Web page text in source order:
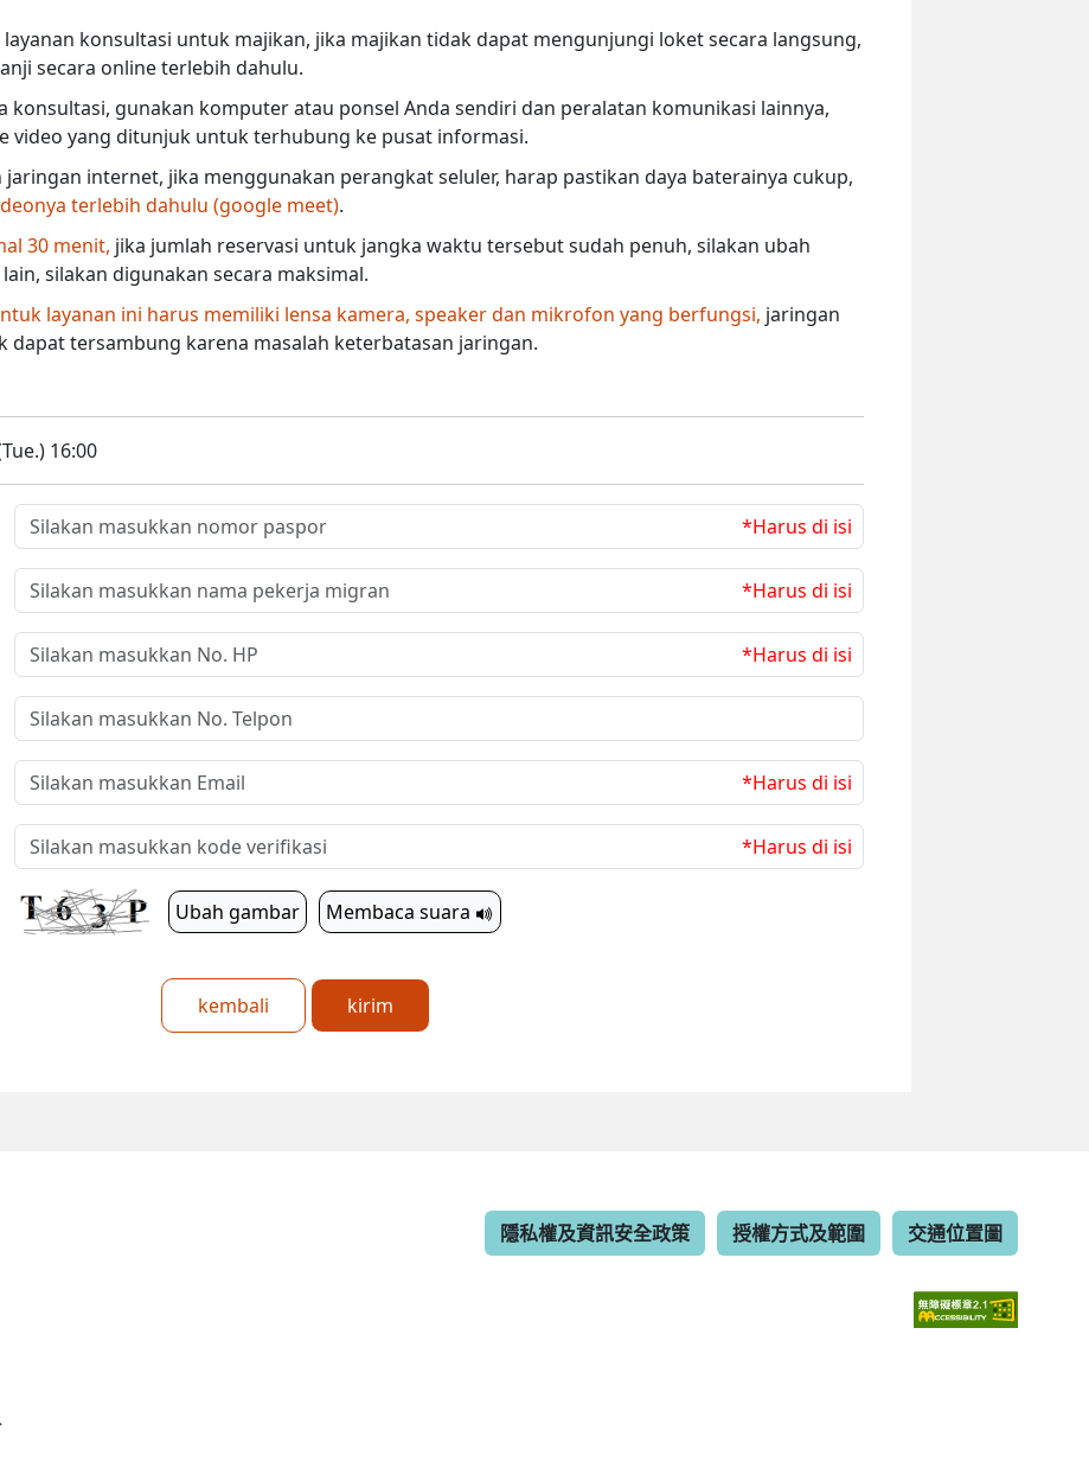
konsultasi untuk majikan, jika majikan tidak dapat mengunjungi loket secara langsung,
secara online terlebih dahulu.
konsultasi, gunakan komputer atau ponsel Anda sendiri dan peralatan komunikasi lainnya,
video yang ditunjuk untuk terhubung ke pusat informasi.
internet, jika menggunakan perangkat seluler, harap pastikan daya baterainya cukup,
terlebih dahulu (google meet).
30 menit, jika jumlah reservasi untuk jangka waktu tersebut sudah penuh, silakan ubah
silakan digunakan secara maksimal.
layanan ini harus memiliki lensa kamera, speaker dan mikrofon yang berfungsi, jaringan
tersambung karena masalah keterbatasan jaringan.
16:00
*Harus di isi
*Harus di isi
*Harus di isi
*Harus di isi
*Harus di isi
Ubah gambar Membaca suara
kembali kirim
隱私權及資訊安全政策 授權方式及範圍 交通位置圖